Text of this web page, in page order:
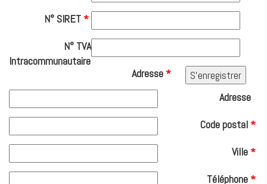
N° SIRET*
N° TVA
Intracommunautaire
Adresse*
Adresse
Code postal*
Ville*
Téléphone*